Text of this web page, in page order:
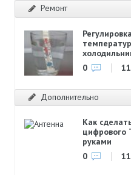
Ремонт
Регулировка
0
Дополнительно
Как
цифрового
руками
0